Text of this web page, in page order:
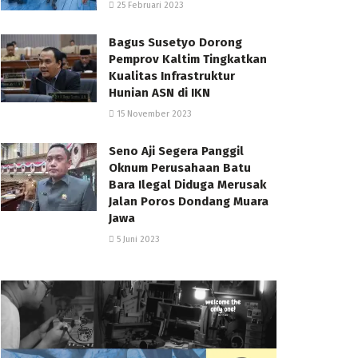
25 Februari 2023
Bagus Susetyo Dorong
Pemprov Kaltim Tingkatkan
Kualitas Infrastruktur
Hunian ASN di IKN
15 November 2023
Seno Aji Segera Panggil
Oknum Perusahaan Batu
Bara Ilegal Diduga Merusak
Jalan Poros Dondang Muara
Jawa
5 Juni 2023